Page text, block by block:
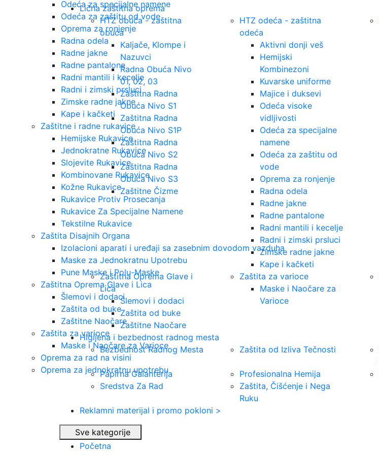
Odeća za specijalne namene
Odeća za zaštitu od vode
Oprema za ronjenje
Radna odela
Radne jakne
Radne pantalone
Radni mantili i kecelje
Radni i zimski prsluci
Zimske radne jakne
Kape i kačketi
Zaštitne i radne rukavice
Hemijske Rukavice
Jednokratne Rukavice
Slojevite Rukavice
Kombinovane Rukavice
Kožne Rukavice
Rukavice Protiv Prosecanja
Rukavice Za Specijalne Namene
Tekstilne Rukavice
Zaštita Disajnih Organa
Izolacioni aparati i uređaji sa zasebnim dovodom vazduha
Maske za Jednokratnu Upotrebu
Pune Maske i Polu-Maske
Zaštitna Oprema Glave i Lica
Šlemovi i dodaci
Zaštita od buke
Zaštitne Naočare
Zaštita za varioce
Maske i Naočare za Varioce
Oprema za rad na visini
Oprema za jednokratnu upotrebu
Lična zaštitna oprema
HTZ obuća - zaštitna
obuća
Kaljače, Klompe i
Nazuvci
Radna Obuća Nivo
01, 02, 03
Zaštitna Radna
Obuća Nivo S1
Zaštitna Radna
Obuća Nivo S1P
Zaštitna Radna
Obuća Nivo S2
Zaštitna Radna
Obuća Nivo S3
Zaštitne Čizme
HTZ odeća - zaštitna
odeća
Aktivni donji veš
Hemijski
Kombinezoni
Kuvarske uniforme
Majice i duksevi
Odeća visoke
vidljivosti
Odeća za specijalne
namene
Odeća za zaštitu od
vode
Oprema za ronjenje
Radna odela
Radne jakne
Radne pantalone
Radni mantili i kecelje
Radni i zimski prsluci
Zimske radne jakne
Kape i kačketi
Zaštitna Oprema Glave i
Lica
Šlemovi i dodaci
Zaštita od buke
Zaštitne Naočare
Zaštita za varioce
Maske i Naočare za
Varioce
Higijena i bezbednost radnog mesta
Bezbednost Radnog Mesta
Zaštita od Izliva Tečnosti
Papirna Galanterija
Profesionalna Hemija
Sredstva Za Rad
Zaštita, Čišćenje i Nega
Ruku
Reklamni materijal i promo pokloni >
Sve kategorije
Početna